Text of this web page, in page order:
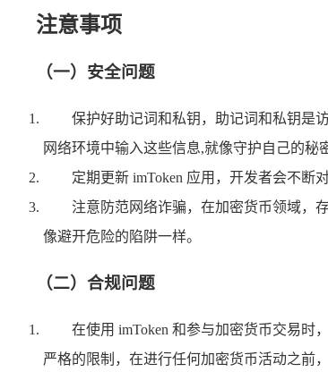
注意事项
（一）安全问题
保护好助记词和私钥，助记词和私钥是
网络环境中输入这些信息,就像守护自己的秘
定期更新 imToken 应用，开发者会不断
注意防范网络诈骗，在加密货币领域，
像避开危险的陷阱一样。
（二）合规问题
在使用 imToken 和参与加密货币交易时
严格的限制，在进行任何加密货币活动之前